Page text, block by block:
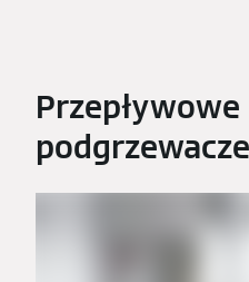
Przepływowe